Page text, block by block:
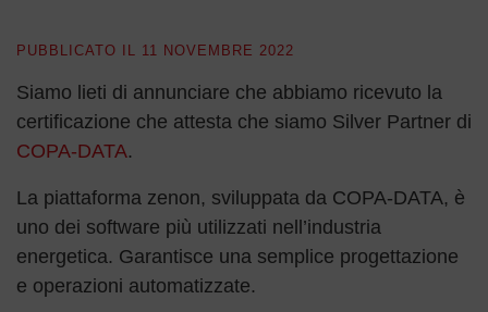
PUBBLICATO IL 11 NOVEMBRE 2022
Siamo lieti di annunciare che abbiamo ricevuto la
certificazione che attesta che siamo Silver Partner di
COPA-DATA.
La piattaforma zenon, sviluppata da COPA-DATA, è
uno dei software più utilizzati nell’industria
energetica. Garantisce una semplice progettazione
e operazioni automatizzate.